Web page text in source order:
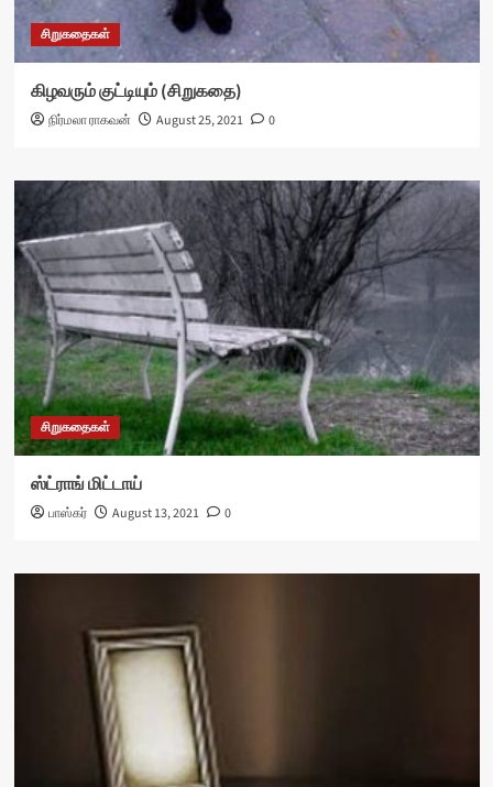
சிறுகதைகள்
கிழவரும் குட்டியும் (சிறுகதை)
நிர்மலா ராகவன் August 25, 2021 0
சிறுகதைகள்
ஸ்ட்ராங் மிட்டாய்
பாஸ்கர் August 13, 2021 0